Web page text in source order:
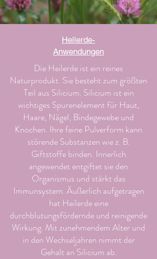
Heilerde-
Anwendungen
Die Heilerde ist ein reines
Naturprodukt. Sie besteht zum größten
Teil aus Silicium. Silicium ist ein
wichtiges Spurenelement für Haut,
Haare, Nägel, Bindegewebe und
Knochen. Ihre feine Pulverform kann
störende Substanzen wie z. B.
Giftstoffe binden. Innerlich
angewendet entgiftet sie den
Organismus und stärkt das
Immunsystem. Äußerlich aufgetragen
hat Heilerde eine
durchblutungsfördernde und reinigende
Wirkung. Mit zunehmendem Alter und
in den Wechseljahren nimmt der
Gehalt an Silicium ab.